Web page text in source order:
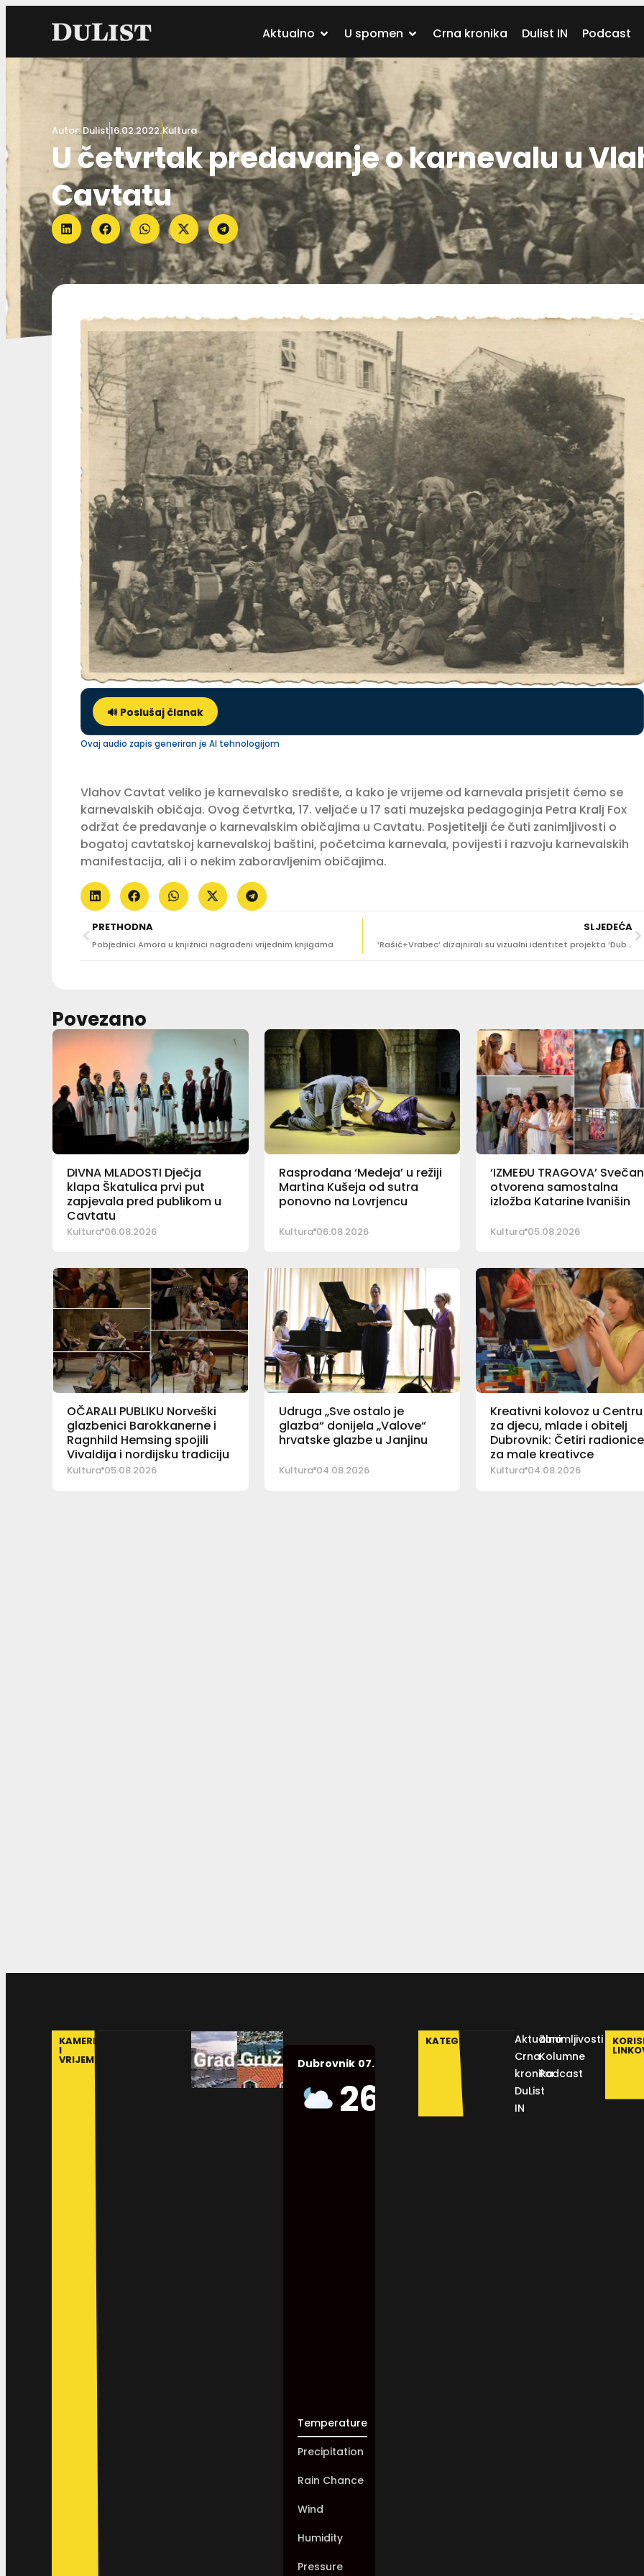
Aktualno U spomen Crna kronika Dulist IN Podcast
Autor:Dulist16.02.2022.Kultura
U četvrtak predavanje o karnevalu u
Cavtatu
🔊 Poslušaj članak
Ovaj audio zapis generiran je AI tehnologijom
Vlahov Cavtat veliko je karnevalsko središte, a kako je vrijeme od karnevala prisjetit ćemo se
karnevalskih običaja. Ovog četvrtka, 17. veljače u 17 sati muzejska pedagoginja Petra Kralj Fox
održat će predavanje o karnevalskim običajima u Cavtatu. Posjetitelji će čuti zanimljivosti o
bogatoj cavtatskoj karnevalskoj baštini, početcima karnevala, povijesti i razvoju karnevalskih
manifestacija, ali i o nekim zaboravljenim običajima.
PRETHODNA
Pobjednici Amora u knjižnici nagrađeni vrijednim knjigama
SLJEDEĆA
‘Rašić+Vrabec’ dizajnirali su vizualni identitet projekta ‘Dubrovački ljetnikovci’
Povezano
DIVNA MLADOSTI Dječja
klapa Škatulica prvi put
zapjevala pred publikom u
Cavtatu
Kultura 06.08.2026
Rasprodana ‘Medeja’ u režiji
Martina Kušeja od sutra
ponovno na Lovrjencu
Kultura 06.08.2026
‘IZMEĐU TRAGOVA’
otvorena samostalna
izložba Katarine Ivanišin
Kultura 05.08.2026
OČARALI PUBLIKU Norveški
glazbenici Barokkanerne i
Ragnhild Hemsing spojili
Vivaldija i nordijsku tradiciju
Kultura 05.08.2026
Udruga „Sve ostalo je
glazba“ donijela „Valove“
hrvatske glazbe u Janjinu
Kultura 04.08.2026
Kreativni kolovoz u Centru
za djecu, mlade i obitelj
Dubrovnik: Četiri radionice
za male kreativce
Kultura 04.08.2026
KAMERE
I
VRIJEME Dubrovnik 07.08.2026.
26
Humidity:
Temperature
Precipitation
Rain Chance
Wind
Humidity
Pressure
KATEGORIJE
Aktualno
Crna
kronika
DuList
IN
Zanimljivosti
Kolumne
Podcast